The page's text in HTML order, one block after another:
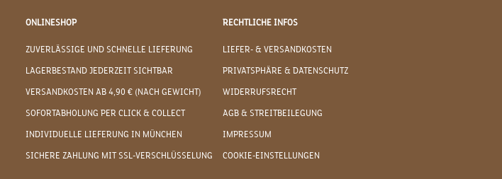
ONLINESHOP
ZUVERLÄSSIGE UND SCHNELLE LIEFERUNG
LAGERBESTAND JEDERZEIT SICHTBAR
VERSANDKOSTEN AB 4,90 € (NACH GEWICHT)
SOFORTABHOLUNG PER CLICK & COLLECT
INDIVIDUELLE LIEFERUNG IN MÜNCHEN
SICHERE ZAHLUNG MIT SSL-VERSCHLÜSSELUNG
RECHTLICHE INFOS
LIEFER- & VERSANDKOSTEN
PRIVATSPHÄRE & DATENSCHUTZ
WIDERRUFSRECHT
AGB & STREITBEILEGUNG
IMPRESSUM
COOKIE-EINSTELLUNGEN